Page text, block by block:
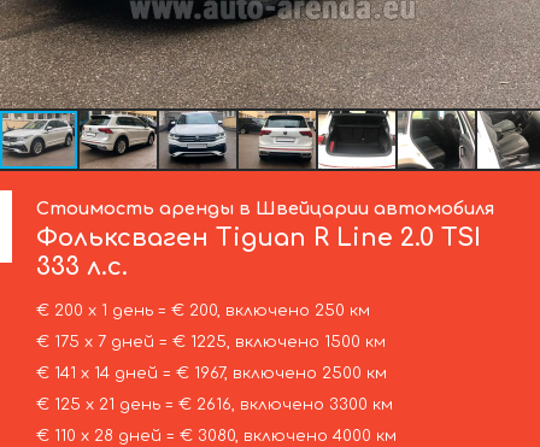
Стоимость аренды в Швейцарии автомобиля
Фольксваген Tiguan R Line 2.0 TSI
333 л.с.
€ 200 х 1 день = € 200, включено 250 км
€ 175 х 7 дней = € 1225, включено 1500 км
€ 141 х 14 дней = € 1967, включено 2500 км
€ 125 х 21 день = € 2616, включено 3300 км
€ 110 х 28 дней = € 3080, включено 4000 км